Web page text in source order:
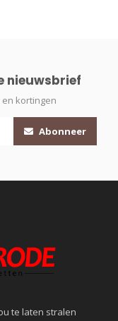
nieuwsbrief
kortingen
Abonneer
te laten stralen